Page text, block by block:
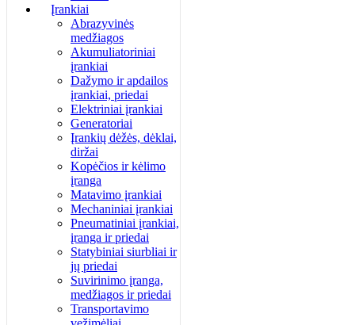
Įrankiai
Abrazyvinės
medžiagos
Akumuliatoriniai
įrankiai
Dažymo ir apdailos
įrankiai, priedai
Elektriniai įrankiai
Generatoriai
Įrankių dėžės, dėklai,
diržai
Kopėčios ir kėlimo
įranga
Matavimo įrankiai
Mechaniniai įrankiai
Pneumatiniai įrankiai,
įranga ir priedai
Statybiniai siurbliai ir
jų priedai
Suvirinimo įranga,
medžiagos ir priedai
Transportavimo